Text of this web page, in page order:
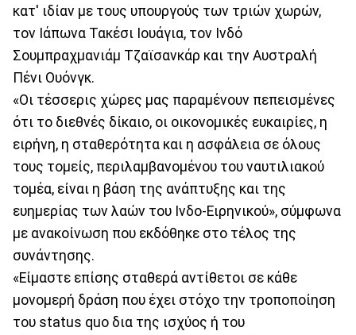
κατ' ιδίαν με τους υπουργούς των τριών χωρών,
τον Ιάπωνα Τακέσι Ιουάγια, τον Ινδό
Σουμπραχμανιάμ Τζαϊσανκάρ και την Αυστραλή
Πένι Ουόνγκ.
«Οι τέσσερις χώρες μας παραμένουν πεπεισμένες
ότι το διεθνές δίκαιο, οι οικονομικές ευκαιρίες, η
ειρήνη, η σταθερότητα και η ασφάλεια σε όλους
τους τομείς, περιλαμβανομένου του ναυτιλιακού
τομέα, είναι η βάση της ανάπτυξης και της
ευημερίας των λαών του Ινδο-Ειρηνικού», σύμφωνα
με ανακοίνωση που εκδόθηκε στο τέλος της
συνάντησης.
«Είμαστε επίσης σταθερά αντίθετοι σε κάθε
μονομερή δράση που έχει στόχο την τροποποίηση
του status quo δια της ισχύος ή του